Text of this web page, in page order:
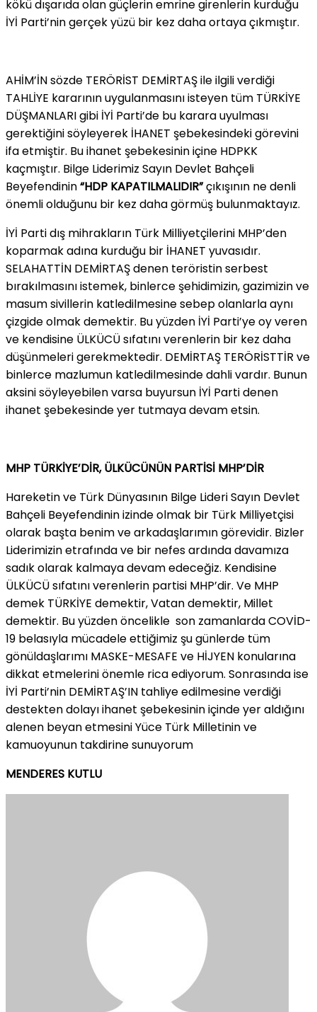
kökü dışarıda olan güçlerin emrine girenlerin kurduğu
İYİ Parti’nin gerçek yüzü bir kez daha ortaya çıkmıştır.
AHİM’İN sözde TERÖRİST DEMİRTAŞ ile ilgili verdiği
TAHLİYE kararının uygulanmasını isteyen tüm TÜRKİYE
DÜŞMANLARI gibi İYİ Parti’de bu karara uyulması
gerektiğini söyleyerek İHANET şebekesindeki görevini
ifa etmiştir. Bu ihanet şebekesinin içine HDPKK
kaçmıştır. Bilge Liderimiz Sayın Devlet Bahçeli
Beyefendinin“HDP KAPATILMALIDIR”çıkışının ne denli
önemli olduğunu bir kez daha görmüş bulunmaktayız.
İYİ Parti dış mihrakların Türk Milliyetçilerini MHP’den
koparmak adına kurduğu bir İHANET yuvasıdır.
SELAHATTİN DEMİRTAŞ denen teröristin serbest
bırakılmasını istemek, binlerce şehidimizin, gazimizin ve
masum sivillerin katledilmesine sebep olanlarla aynı
çizgide olmak demektir. Bu yüzden İYİ Parti’ye oy veren
ve kendisine ÜLKÜCÜ sıfatını verenlerin bir kez daha
düşünmeleri gerekmektedir. DEMİRTAŞ TERÖRİSTTİR ve
binlerce mazlumun katledilmesinde dahli vardır. Bunun
aksini söyleyebilen varsa buyursun İYİ Parti denen
ihanet şebekesinde yer tutmaya devam etsin.
MHP TÜRKİYE’DİR, ÜLKÜCÜNÜN PARTİSİ MHP’DİR
Hareketin ve Türk Dünyasının Bilge Lideri Sayın Devlet
Bahçeli Beyefendinin izinde olmak bir Türk Milliyetçisi
olarak başta benim ve arkadaşlarımın görevidir. Bizler
Liderimizin etrafında ve bir nefes ardında davamıza
sadık olarak kalmaya devam edeceğiz. Kendisine
ÜLKÜCÜ sıfatını verenlerin partisi MHP’dir. Ve MHP
demek TÜRKİYE demektir, Vatan demektir, Millet
demektir. Bu yüzden öncelikle son zamanlarda COVİD-
19 belasıyla mücadele ettiğimiz şu günlerde tüm
gönüldaşlarımı MASKE-MESAFE ve HİJYEN konularına
dikkat etmelerini önemle rica ediyorum. Sonrasında ise
İYİ Parti’nin DEMİRTAŞ’IN tahliye edilmesine verdiği
destekten dolayı ihanet şebekesinin içinde yer aldığını
alenen beyan etmesini Yüce Türk Milletinin ve
kamuoyunun takdirine sunuyorum
MENDERES KUTLU